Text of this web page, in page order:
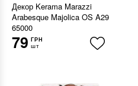
Декор Kerama Marazzi
Arabesque Majolica OS A29
65000
79 ГРН
шт